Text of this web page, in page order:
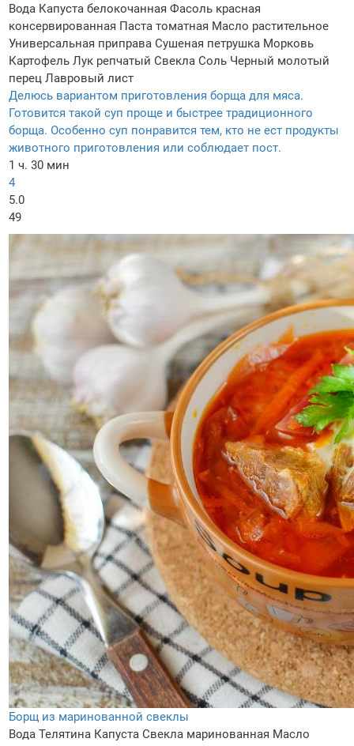
Вода Капуста белокочанная Фасоль красная
консервированная Паста томатная Масло растительное
Универсальная приправа Сушеная петрушка Морковь
Картофель Лук репчатый Свекла Соль Черный молотый
перец Лавровый лист
Делюсь вариантом приготовления борща для мяса.
Готовится такой суп проще и быстрее традиционного
борща. Особенно суп понравится тем, кто не ест продукты
животного приготовления или соблюдает пост.
1 ч. 30 мин
4
5.0
49
Борщ из маринованной свеклы
Вода Телятина Капуста Свекла маринованная Масло